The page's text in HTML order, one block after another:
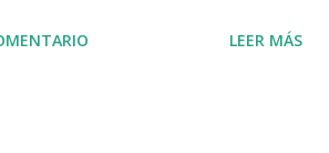
tener una cuenta GitHub que nos
LEER MÁS